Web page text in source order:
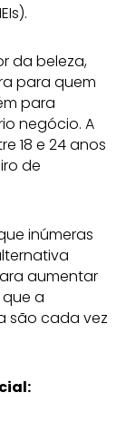
da beleza,
para quem
para
negócio. A
18 e 24 anos
de
inúmeras
aumentar
a
são cada vez